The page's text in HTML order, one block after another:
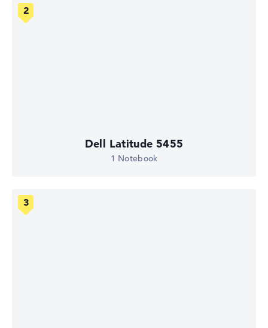
Dell Latitude 5455
1 Notebook